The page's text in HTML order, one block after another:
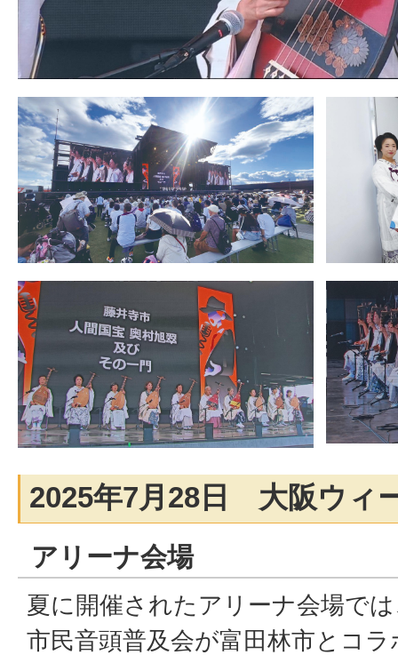
2025年7月28日 大阪ウィ
アリーナ会場
夏に開催されたアリーナ会場で
市民音頭普及会が富田林市とコ